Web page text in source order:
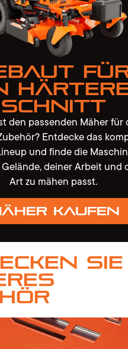
Schnitt
den passenden Mäher für
Entdecke das
und finde die
deiner Arbeit und
Art zu mähen passt.
kaufen
Sie